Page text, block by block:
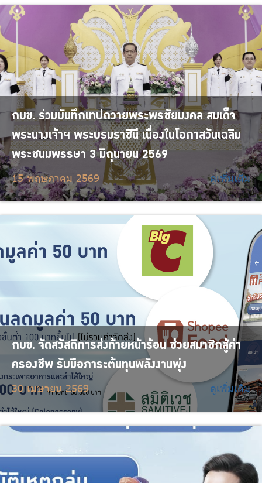
กบข. ร่วมบันทึกเทปถวายพระพรชัยมงคล สมเด็จ
พระนางเจ้าฯ พระบรมราชินี เนื่องในโอกาสวันเฉลิม
พระชนมพรรษา 3 มิถุนายน 2569
15 พฤษภาคม 2569 ดูเพิ่มเติม
กบข. จัดสวัสดิการส่งท้ายหน้าร้อน ช่วยสมาชิกสู้ค่า
ครองชีพ รับมือภาระต้นทุนพลังงานพุ่ง
30 เมษายน 2569 ดูเพิ่มเติม